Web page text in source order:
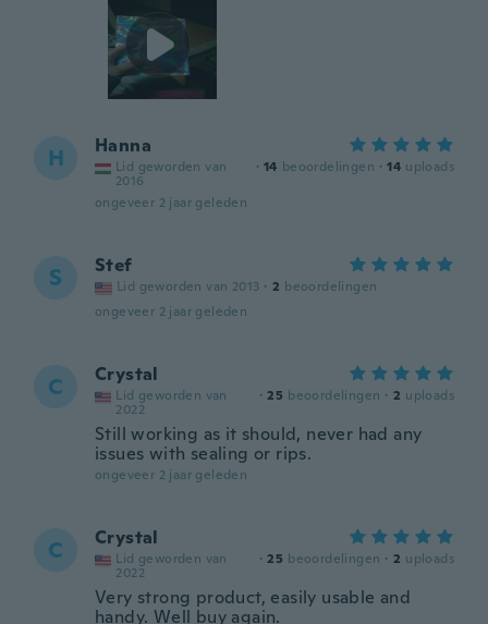
H Hanna
Lid geworden van
2016
· 14 beoordelingen · 14 uploads
ongeveer 2 jaar geleden
S Stef
Lid geworden van 2013 · 2 beoordelingen
ongeveer 2 jaar geleden
C Crystal
Lid geworden van
2022
· 25 beoordelingen · 2 uploads
Still working as it should, never had any
issues with sealing or rips.
ongeveer 2 jaar geleden
C Crystal
Lid geworden van
2022
· 25 beoordelingen · 2 uploads
Very strong product, easily usable and
handy. Well buy again.